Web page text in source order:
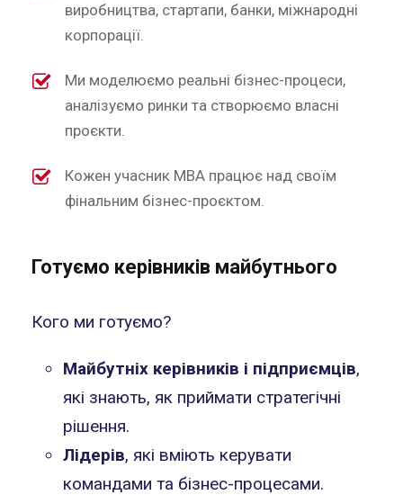
виробництва, стартапи, банки, міжнародні
корпорації.
Ми моделюємо реальні бізнес-процеси,
аналізуємо ринки та створюємо власні
проєкти.
Кожен учасник MBA працює над своїм
фінальним бізнес-проєктом.
Готуємо керівників майбутнього
Кого ми готуємо?
Майбутніх керівників і підприємців,
які знають, як приймати стратегічні
рішення.
Лідерів, які вміють керувати
командами та бізнес-процесами.